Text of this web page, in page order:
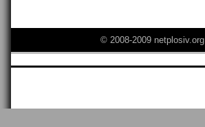
© 2008-2009 netplosiv.org